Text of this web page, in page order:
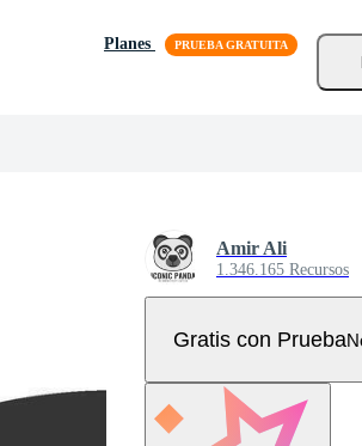
Planes
Amir Ali
1.346.165 Recursos
Gratis con Prueba